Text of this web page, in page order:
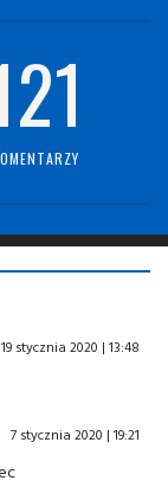
19 stycznia 2020 | 13:48
7 stycznia 2020 | 19:21